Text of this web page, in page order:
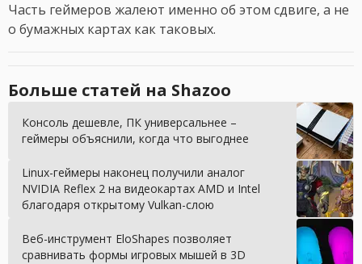
Часть геймеров жалеют именно об этом сдвиге, а не
о бумажных картах как таковых.
Больше статей на Shazoo
Консоль дешевле, ПК универсальнее –
геймеры объяснили, когда что выгоднее
Linux-геймеры наконец получили аналог
NVIDIA Reflex 2 на видеокартах AMD и Intel
благодаря открытому Vulkan-слою
Веб-инструмент EloShapes позволяет
сравнивать формы игровых мышей в 3D